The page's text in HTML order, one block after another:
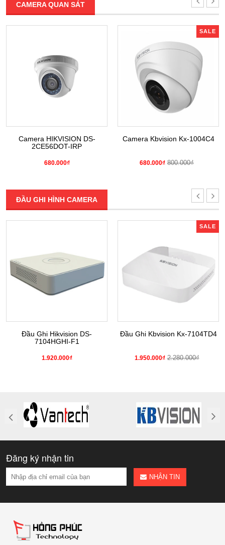
CAMERA QUAN SÁT
Camera HIKVISION DS-
2CE56DOT-IRP
680.000₫
SALE
Camera Kbvision Kx-1004C4
680.000₫ 800.000₫
ĐẦU GHI HÌNH CAMERA
Đầu Ghi Hikvision DS-
7104HGHI-F1
1.920.000₫
SALE
Đầu Ghi Kbvision Kx-7104TD4
1.950.000₫ 2.280.000₫
Đăng ký nhận tin
NHẬN TIN